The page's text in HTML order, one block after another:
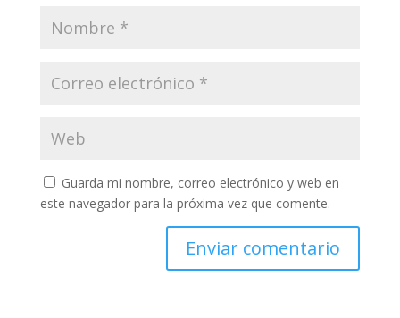
Guarda mi nombre, correo electrónico y web en
este navegador para la próxima vez que comente.